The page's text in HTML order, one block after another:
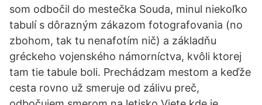
som odbočil do mestečka Souda, minul niekoľko
tabulí s dôrazným zákazom fotografovania (no
zbohom, tak tu nenafotím nič) a základňu
gréckeho vojenského námorníctva, kvôli ktorej
tam tie tabule boli. Prechádzam mestom a keďže
cesta rovno už smeruje od zálivu preč,